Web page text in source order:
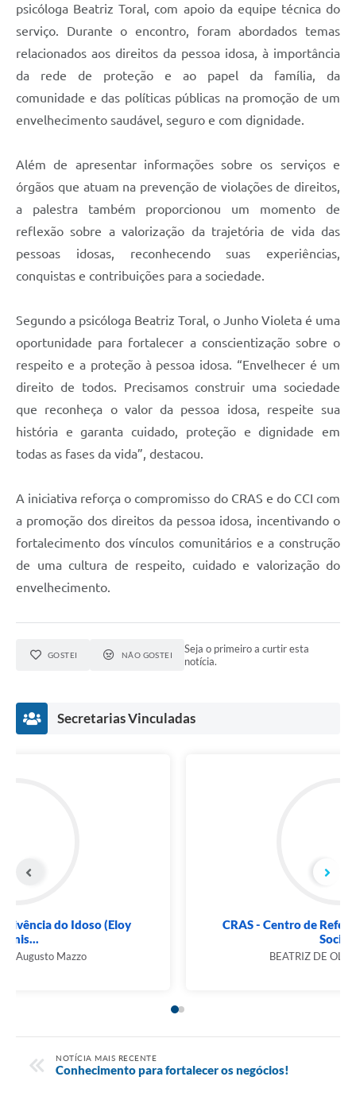
psicóloga Beatriz Toral, com apoio da equipe técnica do
serviço. Durante o encontro, foram abordados temas
relacionados aos direitos da pessoa idosa, à importância
da rede de proteção e ao papel da família, da
comunidade e das políticas públicas na promoção de um
envelhecimento saudável, seguro e com dignidade.
Além de apresentar informações sobre os serviços e
órgãos que atuam na prevenção de violações de direitos,
a palestra também proporcionou um momento de
reflexão sobre a valorização da trajetória de vida das
pessoas idosas, reconhecendo suas experiências,
conquistas e contribuições para a sociedade.
Segundo a psicóloga Beatriz Toral, o Junho Violeta é uma
oportunidade para fortalecer a conscientização sobre o
respeito e a proteção à pessoa idosa. “Envelhecer é um
direito de todos. Precisamos construir uma sociedade
que reconheça o valor da pessoa idosa, respeite sua
história e garanta cuidado, proteção e dignidade em
todas as fases da vida”, destacou.
A iniciativa reforça o compromisso do CRAS e do CCI com
a promoção dos direitos da pessoa idosa, incentivando o
fortalecimento dos vínculos comunitários e a construção
de uma cultura de respeito, cuidado e valorização do
envelhecimento.
GOSTEI NÃO GOSTEI
Seja o primeiro a curtir esta
notícia.
Secretarias Vinculadas
CCI -Centro de Convivência do Idoso (Eloy
NOTÍCIA MAIS RECENTE
Conhecimento para fortalecer os negócios!